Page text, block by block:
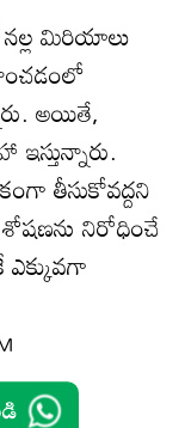
మిరియాలు
అయితే,
తీసుకోవద్దని
శోషణను నిరోధించే